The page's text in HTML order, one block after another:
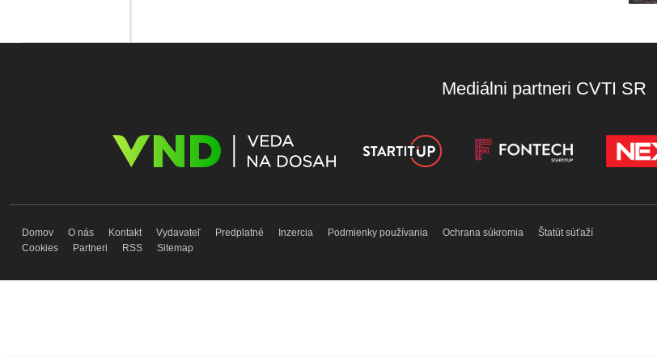
Mediálni partneri CVTI SR
Domov O nás Kontakt Vydavateľ Predplatné Inzercia Podmienky používania Ochrana súkromia
Štatút súťaží
Cookies
Partneri RSS Sitemap